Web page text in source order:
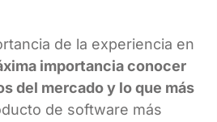
de la experiencia en
importancia conocer
del mercado y lo que más
de software más